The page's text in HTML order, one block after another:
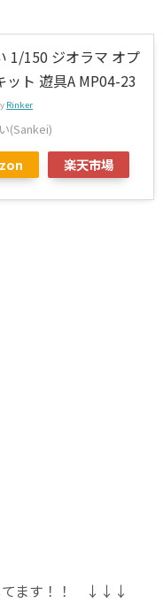
1/150 ジオラマ オプ
ット 遊具A MP04-23
Rinker
(Sankei)
楽天市場
ます！！ ↓↓↓